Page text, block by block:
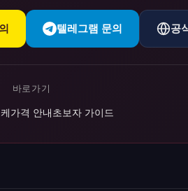
텔레그램 문의 공
바로가기
가격 안내초보자 가이드